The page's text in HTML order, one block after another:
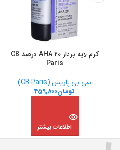
کرم لایه بردار AHA ۲۰ درصد CB
Paris
سی بی پاریس (CB Paris)
تومان459,800
اطلاعات بیشتر